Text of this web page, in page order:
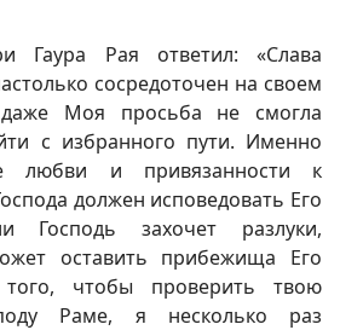
Гаура Рая ответил: «Слава
сосредоточен на своем
Моя просьба не смогла
с избранного пути. Именно
любви и привязанности к
должен исповедовать Его
Господь захочет разлуки,
оставить прибежища Его
чтобы проверить твою
Раме, я несколько раз